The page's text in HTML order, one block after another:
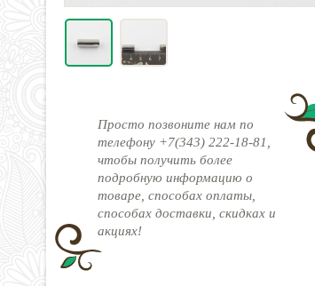
Просто позвоните нам по
телефону +7(343) 222-18-81,
чтобы получить более
подробную информацию о
товаре, способах оплаты,
способах доставки, скидках и
акциях!